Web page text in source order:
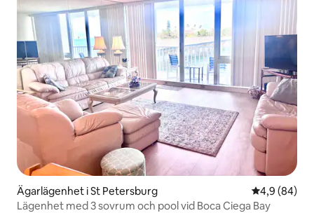
Ägarlägenhet i St Petersburg 4,9 av 5 i
4,9 (84)
Lägenhet med 3 sovrum och pool vid Boca Ciega Bay